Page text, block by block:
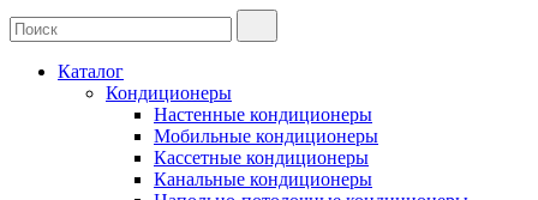
Каталог
Кондиционеры
Настенные кондиционеры
Мобильные кондиционеры
Кассетные кондиционеры
Канальные кондиционеры